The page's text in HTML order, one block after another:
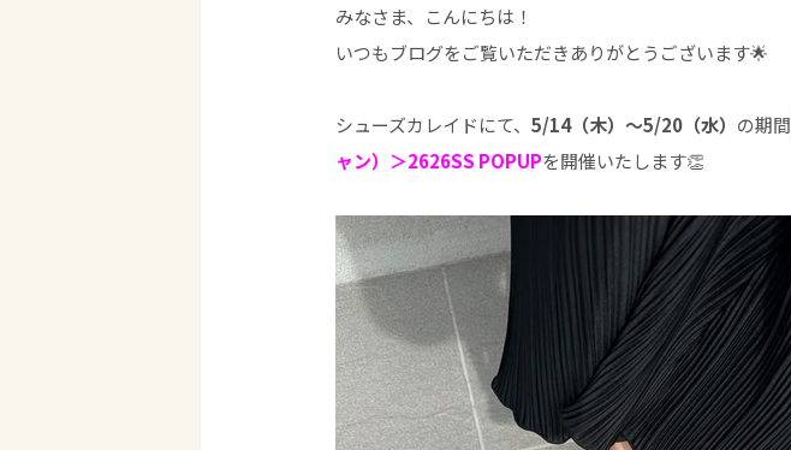
みなさま、こんにちは！
いつもブログをご覧いただきありがとうございます🌟
シューズカレイドにて、 5/14（木）～5/20（水） の期間
ャン）＞2626SS POPUPを開催いたします👏